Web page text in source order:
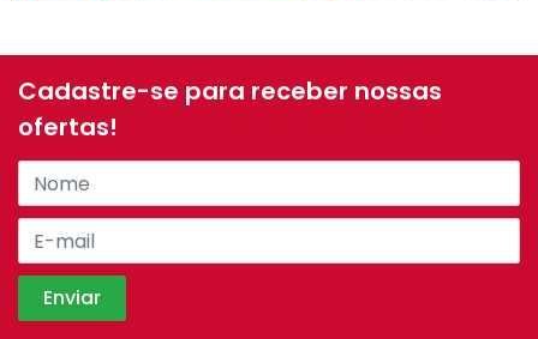
Cadastre-se para receber nossas
ofertas!